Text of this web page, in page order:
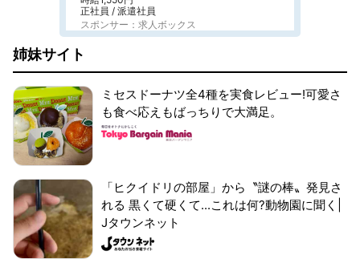
正社員 / 派遣社員
スポンサー：求人ボックス
姉妹サイト
ミセスドーナツ全4種を実食レビュー!可愛さ
も食べ応えもばっちりで大満足。
「ヒクイドリの部屋」から〝謎の棒〟発見さ
れる 黒くて硬くて...これは何?動物園に聞く|
Jタウンネット